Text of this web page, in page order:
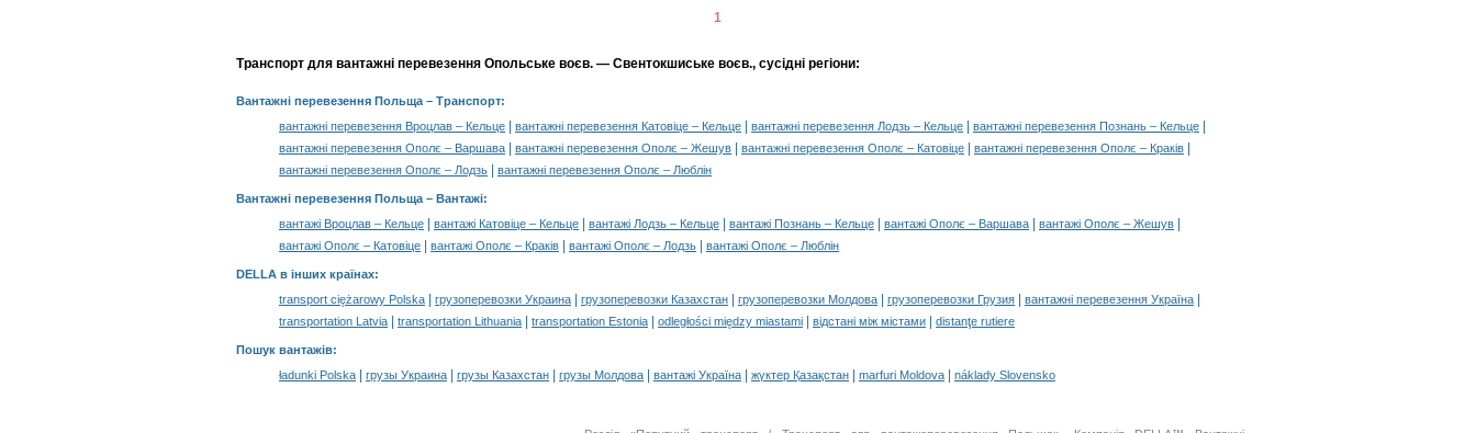
1
Транспорт для вантажні перевезення Опольське воєв. — Свентокшиське воєв., сусідні регіони:
Вантажні перевезення Польща – Транспорт:
вантажні перевезення Вроцлав – Кельце
вантажні перевезення Катовіце – Кельце вантажні перевезення Лодзь – Кельце вантажні перевезення Познань – Кельце
вантажні перевезення Ополє – Варшава вантажні перевезення Ополє – Жешув вантажні перевезення Ополє – Катовіце вантажні перевезення Ополє – Краків
вантажні перевезення Ополє – Лодзь вантажні перевезення Ополє – Люблін
Вантажні перевезення Польща – Вантажі:
вантажі Вроцлав – Кельце
вантажі Катовіце – Кельце вантажі Лодзь – Кельце вантажі Познань – Кельце вантажі Ополє – Варшава вантажі Ополє – Жешув
вантажі Ополє – Катовіце вантажі Ополє – Краків вантажі Ополє – Лодзь вантажі Ополє – Люблін
DELLA в інших країнах:
transport ciężarowy Polska
грузоперевозки Украина грузоперевозки Казахстан грузоперевозки Молдова грузоперевозки Грузия вантажні перевезення Україна
transportation Latvia transportation Lithuania transportation Estonia odległości między miastami відстані між містами distanţe rutiere
Пошук вантажів:
ładunki Polska
грузы Украина грузы Казахстан грузы Молдова вантажі Україна жүктер Қазақстан marfuri Moldova náklady Slovensko